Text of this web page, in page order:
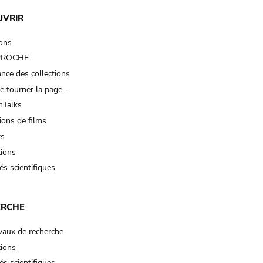
des collections
tourner la page…
de films
scientifiques
de recherche